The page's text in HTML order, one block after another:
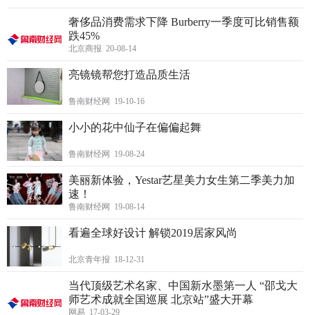
奢侈品消费需求下降 Burberry一季度可比销售额
跌45%
北京商报 20-08-14
亮镜镜帮您打造品质生活
鲁南财经网 19-10-16
小小的花中仙子在偏偏起舞
鲁南财经网 19-08-24
美丽新体验，Yestar艺星美力女生第二季美力加
速！
鲁南财经网 19-08-14
看遍全球好设计 解锁2019居家风尚
北京青年报 18-12-31
当代顶级艺术名家、中国新水墨第一人 “邵戈大
师艺术成就全国巡展 北京站”盛大开幕
网易 17-03-29